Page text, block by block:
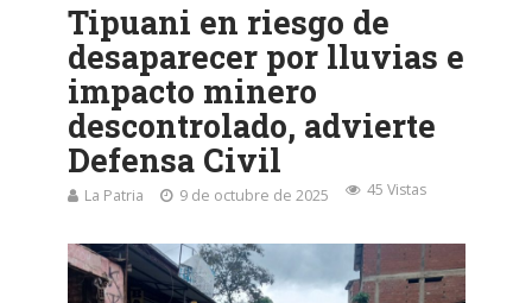
Tipuani en riesgo de
desaparecer por lluvias e
impacto minero
descontrolado, advierte
Defensa Civil
La Patria 9 de octubre de 2025 45 Vistas